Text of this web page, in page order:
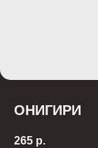
ОНИГИРИ
265 р.